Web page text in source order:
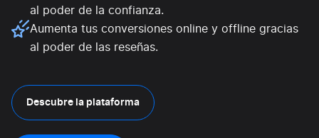
al poder de la confianza.
Aumenta tus conversiones online y offline gracias
al poder de las reseñas.
Descubre la plataforma